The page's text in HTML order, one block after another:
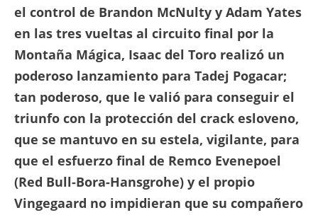
el control de Brandon McNulty y Adam Yates
en las tres vueltas al circuito final por la
Montaña Mágica, Isaac del Toro realizó un
poderoso lanzamiento para Tadej Pogacar;
tan poderoso, que le valió para conseguir el
triunfo con la protección del crack esloveno,
que se mantuvo en su estela, vigilante, para
que el esfuerzo final de Remco Evenepoel
(Red Bull-Bora-Hansgrohe) y el propio
Vingegaard no impidieran que su compañero